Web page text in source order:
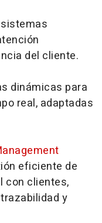
del cliente.
dinámicas para
real, adaptadas
eficiente de
con clientes,
y